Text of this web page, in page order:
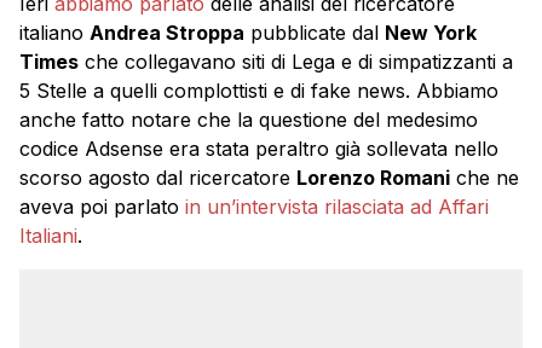
italiano Andrea Stroppa pubblicate dal New York
Times che collegavano siti di Lega e di simpatizzanti a
5 Stelle a quelli complottisti e di fake news. Abbiamo
anche fatto notare che la questione del medesimo
codice Adsense era stata peraltro già sollevata nello
scorso agosto dal ricercatore Lorenzo Romani che ne
aveva poi parlato in un’intervista rilasciata ad Affari
Italiani.